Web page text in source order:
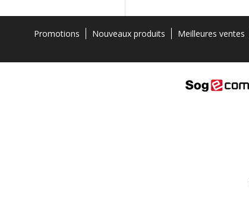
Promotions Nouveaux produits Meilleures ventes